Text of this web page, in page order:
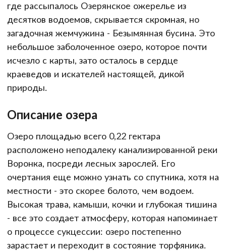
где рассыпалось Озерянское ожерелье из
десятков водоемов, скрывается скромная, но
загадочная жемчужина - Безымянная бусина. Это
небольшое заболоченное озеро, которое почти
исчезло с карты, зато осталось в сердце
краеведов и искателей настоящей, дикой
природы.
Описание озера
Озеро площадью всего 0,22 гектара
расположено неподалеку канализированной реки
Воронка, посреди лесных зарослей. Его
очертания еще можно узнать со спутника, хотя на
местности - это скорее болото, чем водоем.
Высокая трава, камыши, кочки и глубокая тишина
- все это создает атмосферу, которая напоминает
о процессе сукцессии: озеро постепенно
зарастает и переходит в состояние торфяника.